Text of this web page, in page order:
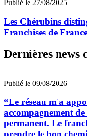
Publié le 27/08/2025
Les Chérubins
Franchises de
Dernières news
Publié le 09/08/2026
“Le réseau m'a
accompagnement
permanent. Le